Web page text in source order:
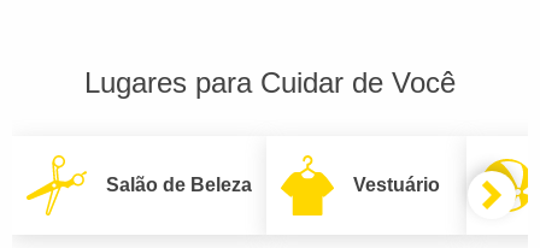
Lugares para Cuidar de Você
Salão de Beleza Vestuário